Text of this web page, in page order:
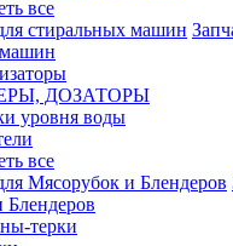
все
ДОЗАТОРЫ
уровня воды
все
терки